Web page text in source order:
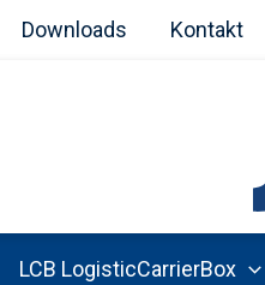
Downloads Kontakt
LCB LogisticCarrierBox